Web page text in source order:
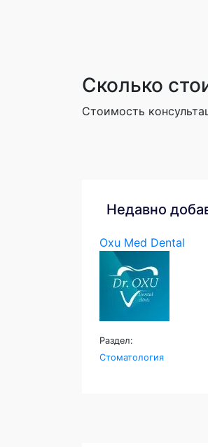
Сколько
Стоимость
Недавно
Oxu Med Dental
Раздел:
Стоматология